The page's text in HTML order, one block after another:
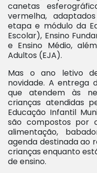
canetas
vermelha,
etapa e módulo da
Escolar), Ensino
e Ensino Médio,
Adultos (EJA).
Mas o ano letivo
novidade. A entrega
que atendem às
crianças atendidas
Educação Infantil
são compostos por
alimentação,
agenda destinada ao
crianças enquanto
de ensino.